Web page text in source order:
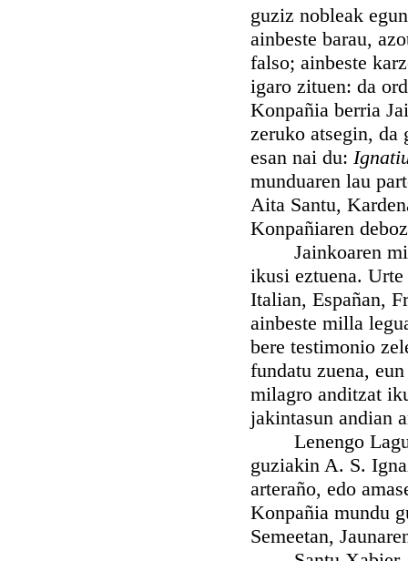
guziz nobleak
ainbeste barau,
falso; ainbeste
igaro zituen: da
Konpañia berria
zeruko atsegin,
esan nai du:
munduaren lau
Aita Santu,
Konpañiaren
Jainkoaren
ikusi eztuena.
Italian, Españan,
ainbeste milla
bere testimonio
fundatu zuena,
milagro anditzat
jakintasun andian
Lenengo Lagun
guziakin A. S.
arteraño, edo
Konpañia mundu
Semeetan,